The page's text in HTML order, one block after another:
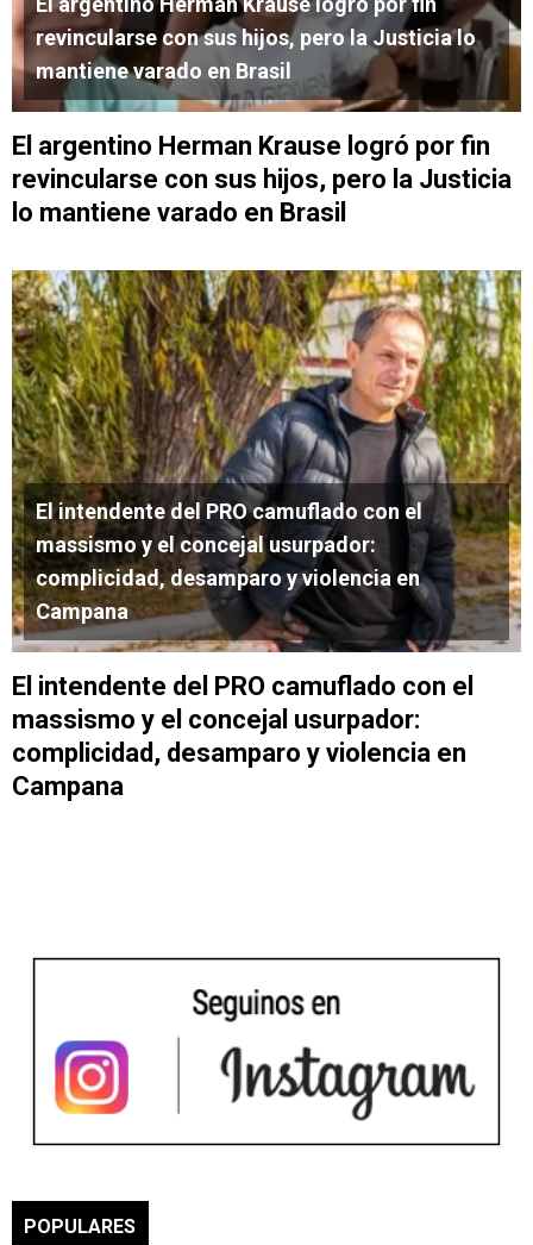
revincularse con sus hijos, pero la Justicia lo
mantiene varado en Brasil
El argentino Herman Krause logró por fin
revincularse con sus hijos, pero la Justicia
lo mantiene varado en Brasil
El intendente del PRO camuflado con el
massismo y el concejal usurpador:
complicidad, desamparo y violencia en
Campana
El intendente del PRO camuflado con el
massismo y el concejal usurpador:
complicidad, desamparo y violencia en
Campana
POPULARES